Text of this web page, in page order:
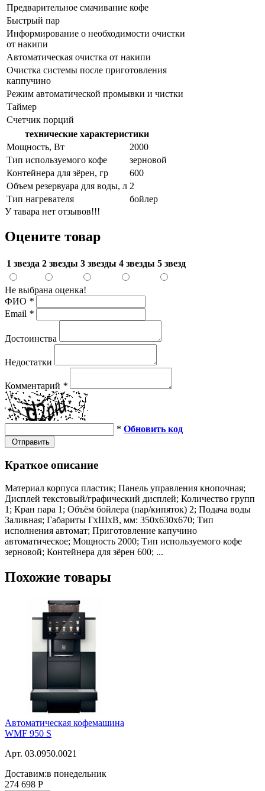
Предварительное смачивание кофе
Быстрый пар
Информирование о необходимости очистки
от накипи
Автоматическая очистка от накипи
Очистка системы после приготовления
каппучино
Режим автоматической промывки и чистки
Таймер
Счетчик порций
технические характеристики
Мощность, Вт
2000
Тип используемого кофе
зерновой
Контейнера для зёрен, гр
600
Объем резервуара для воды, л 2
Тип нагревателя
бойлер
У тавара нет отзывов!!!
Оцените товар
1 звезда 2 звезды 3 звезды 4 звезды 5 звезд
Не выбрана оценка!
ФИО *
Email *
Достоинства
Недостатки
Комментарий *
* Обновить код
Отправить
Краткое описание
Материал корпуса пластик; Панель управления кнопочная;
Дисплей текстовый/графический дисплей; Количество групп
1; Кран пара 1; Объём бойлера (пар/кипяток) 2; Подача воды
Заливная; Габариты ГхШхВ, мм: 350х630х670; Тип
исполнения автомат; Приготовление капучино
автоматическое; Мощность 2000; Тип используемого кофе
зерновой; Контейнера для зёрен 600; ...
Похожие товары
Автоматическая кофемашина
WMF 950 S
Арт. 03.0950.0021
Доставим:в понедельник
274 698 Р